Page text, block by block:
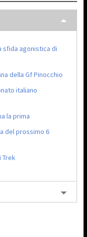
sfida agonistica di
della Gf Pinocchio
italiano
la prima
del prossimo 6
Trek